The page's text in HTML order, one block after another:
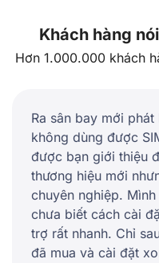
Khách hàng
Hơn 1.000.000 khách
Ra sân bay mới
không dùng được
được bạn giới thiệu
thương hiệu mới
chuyên nghiệp.
chưa biết cách cài
trợ rất nhanh. Chỉ
đã mua và cài đặt